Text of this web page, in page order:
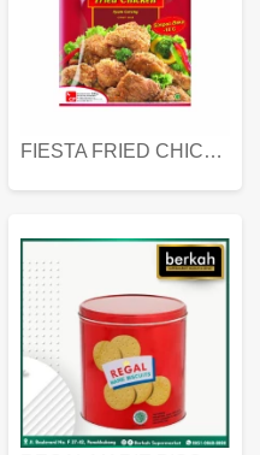
FIESTA FRIED CHICKEN 500 GR